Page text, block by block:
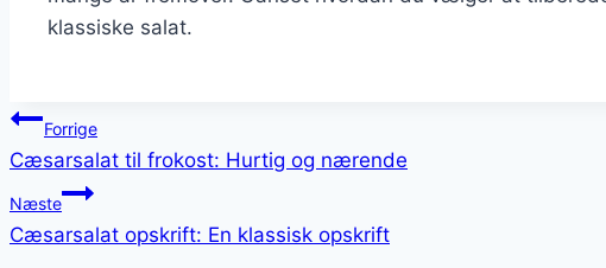
klassiske salat.
Indlægsnavigation
Forrige
Cæsarsalat til frokost: Hurtig og nærende
Næste
Cæsarsalat opskrift: En klassisk opskrift